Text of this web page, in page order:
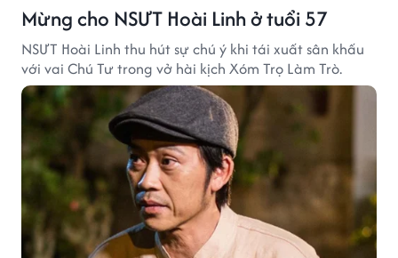
Mừng cho NSƯT Hoài Linh ở tuổi 57
NSƯT Hoài Linh thu hút sự chú ý khi tái xuất sân khấu
với vai Chú Tư trong vở hài kịch Xóm Trọ Làm Trò.